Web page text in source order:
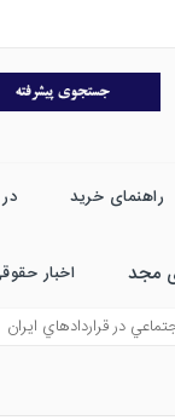
راهنمای خرید
مجد اخبار
در قراردادهاي ايران